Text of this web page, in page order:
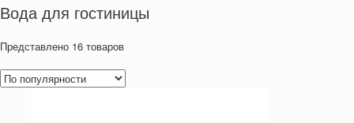
Вода для гостиницы
Представлено 16 товаров